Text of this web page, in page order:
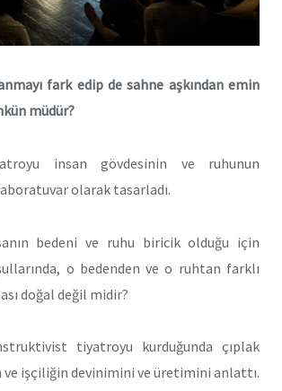
fark edip de sahne aşkından emin
müdür?
insan gövdesinin ve ruhunun
olarak tasarladı.
bedeni ve ruhu biricik olduğu için
o bedenden ve o ruhtan farklı
doğal değil midir?
tiyatroyu kurduğunda çıplak
ve işçiliğin devinimini ve üretimini anlattı.